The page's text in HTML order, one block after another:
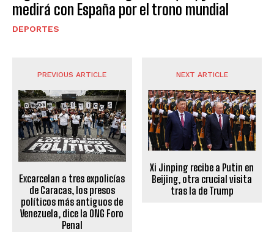
medirá con España por el trono mundial
DEPORTES
PREVIOUS ARTICLE
Excarcelan a tres expolicías
de Caracas, los presos
políticos más antiguos de
Venezuela, dice la ONG Foro
Penal
NEXT ARTICLE
Xi Jinping recibe a Putin en
Beijing, otra crucial visita
tras la de Trump